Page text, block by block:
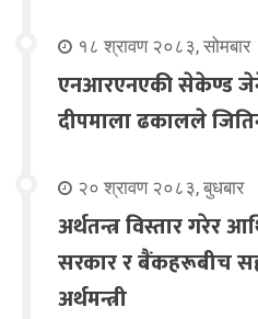
१८ श्रावण २०८३, सोमबार
एनआरएनएकी सेकेण्ड
दीपमाला ढकालले
२० श्रावण २०८३, बुधबार
अर्थतन्त्र विस्तार गरेर
सरकार र बैंकहरूबीच
अर्थमन्त्री